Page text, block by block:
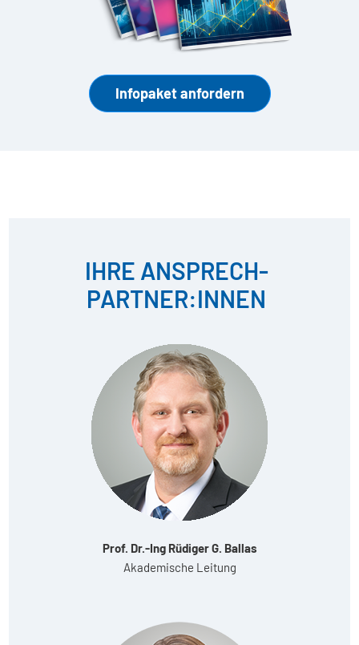
Infopaket anfordern
IHRE ANSPRECH­
PARTNER:INNEN
Prof. Dr.-Ing Rüdiger G. Ballas
Akademische Leitung